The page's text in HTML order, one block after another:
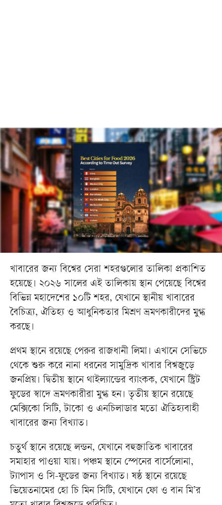
খাবারের জন্য বিশ্বের সেরা শহরগুলোর তালিকা প্রকাশিত
হয়েছে। ২০২৬ সালের এই তালিকায় স্থান পেয়েছে বিশ্বের
বিভিন্ন মহাদেশের ১০টি শহর, যেখানে স্থানীয় খাবারের
বৈচিত্র্য, ঐতিহ্য ও আধুনিকতার মিশ্রণ ভ্রমণকারীদের মুগ্ধ
করছে।
প্রথম স্থানে রয়েছে পেরুর রাজধানী লিমা। এখানে সেভিচে
থেকে শুরু করে নানা ধরনের সামুদ্রিক খাবার বিশ্বজুড়ে
জনপ্রিয়। দ্বিতীয় স্থানে থাইল্যান্ডের ব্যাংকক, যেখানে স্ট্রিট
ফুডের স্বাদে ভ্রমণকারীরা মুগ্ধ হন। তৃতীয় স্থানে রয়েছে
মেক্সিকো সিটি, টাকো ও এনচিলাডার মতো ঐতিহ্যবাহী
খাবারের জন্য বিখ্যাত।
চতুর্থ স্থানে রয়েছে লন্ডন, যেখানে বহুজাতিক খাবারের
সমাহার পাওয়া যায়। পঞ্চম স্থানে স্পেনের বার্সেলোনা,
ট্যাপাস ও সি-ফুডের জন্য বিখ্যাত। ষষ্ঠ স্থানে রয়েছে
ভিয়েতনামের হো চি মিন সিটি, যেখানে ফো ও বান মি’র